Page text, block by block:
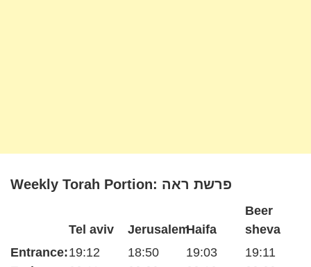
Weekly Torah Portion: פרשת ראה
Entrance:
Tel aviv
19:12
Jerusalem
18:50
Haifa
19:03
Beer
sheva
19:11